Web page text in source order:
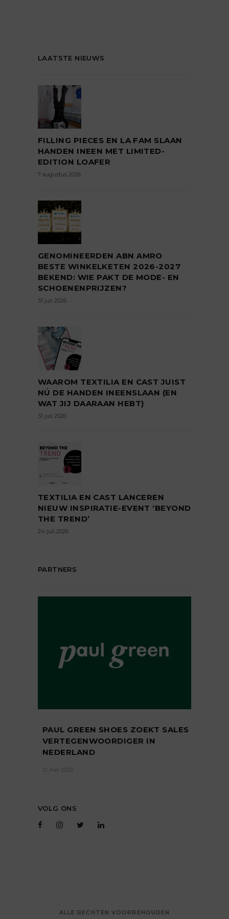
LAATSTE NIEUWS
FILLING PIECES EN LA FAM SLAAN
HANDEN INEEN MET LIMITED-
EDITION LOAFER
7 augustus 2026
GENOMINEERDEN ABN AMRO
BESTE WINKELKETEN 2026-2027
BEKEND: WIE PAKT DE MODE- EN
SCHOENENPRIJZEN?
31 juli 2026
WAAROM TEXTILIA EN CAST JUIST
NÚ DE HANDEN INEENSLAAN (EN
WAT JIJ DAARAAN HEBT)
31 juli 2026
TEXTILIA EN CAST LANCEREN
NIEUW INSPIRATIE-EVENT ‘BEYOND
THE TREND’
24 juli 2026
PARTNERS
PAUL GREEN SHOES ZOEKT SALES
VERTEGENWOORDIGER IN
NEDERLAND
12 mei 2025
VOLG ONS
ALLE RECHTEN VOORBEHOUDEN